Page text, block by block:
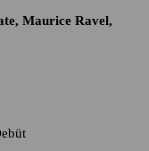
Maurice Ravel,